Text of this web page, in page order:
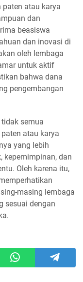
atau karya
dan
beasiswa
dan inovasi di
oleh lembaga
untuk aktif
bahwa dana
pengembangan
semua
atau karya
yang lebih
kepemimpinan, dan
Oleh karena itu,
masing lembaga
sesuai dengan